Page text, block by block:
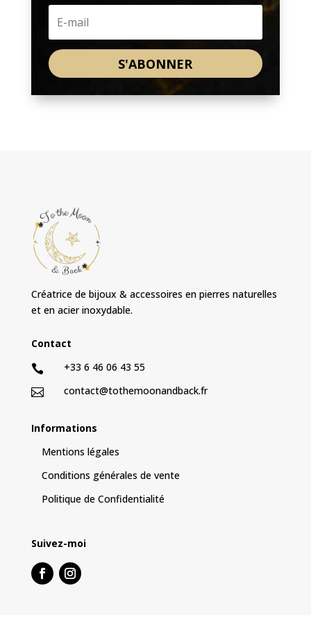
S'ABONNER
Créatrice de bijoux & accessoires en pierres naturelles
et en acier inoxydable.
Contact
 +33 6 46 06 43 55
 contact@tothemoonandback.fr
Informations
Mentions légales
Conditions générales de vente
Politique de Confidentialité
Suivez-moi